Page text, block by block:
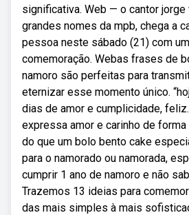
significativa. Web — o cantor jorge
grandes nomes da mpb, chega a
pessoa neste sábado (21) com
comemoração. Webas frases de
namoro são perfeitas para
eternizar esse momento único.
dias de amor e cumplicidade,
expressa amor e carinho de
do que um bolo bento cake
para o namorado ou namorada,
cumprir 1 ano de namoro e não
Trazemos 13 ideias para
das mais simples à mais